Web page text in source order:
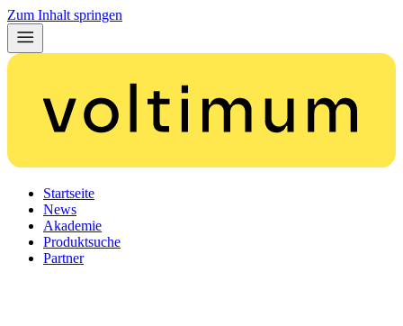
Zum Inhalt springen
Startseite
News
Akademie
Produktsuche
Partner